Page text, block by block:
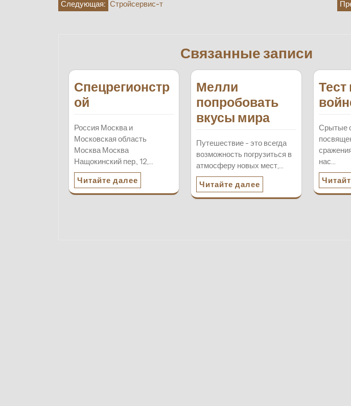
Навигация
Следующая: Стройсервис-т
Связанные записи
Спецрегионстр
ой
Россия Москва и
Московская область
Москва Москва
Нащокинский пер., 12,…
Читайте далее
Мелли
попробовать
вкусы мира
Путешествие - это всегда
возможность погрузиться в
атмосферу новых мест,…
Читайте далее
Тест
Срытые
нас…